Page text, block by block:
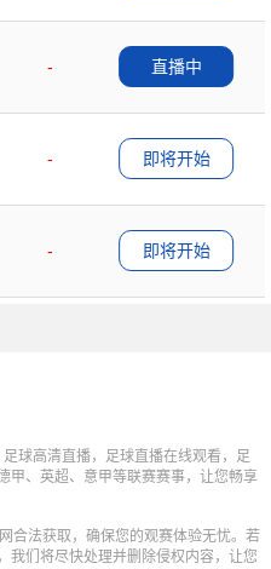
-
直播中
-
即将开始
-
即将开始
球高清直播，足球直播在线观看，足
甲、英超、意甲等联赛赛事，让您畅享
合法获取，确保您的观赛体验无忧。若
我们将尽快处理并删除侵权内容，让您